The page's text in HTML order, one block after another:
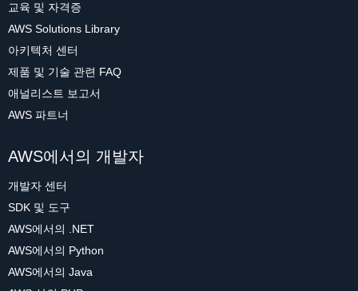
교육 및 자격증
AWS Solutions Library
아키텍처 센터
제품 및 기술 관련 FAQ
애널리스트 보고서
AWS 파트너
AWS에서의 개발자
개발자 센터
SDK 및 도구
AWS에서의 .NET
AWS에서의 Python
AWS에서의 Java